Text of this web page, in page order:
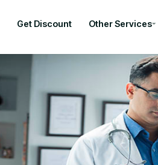
Get Discount Other Services